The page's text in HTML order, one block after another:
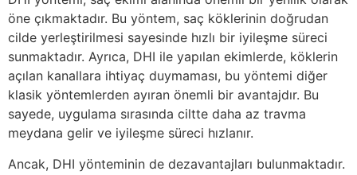
öne çıkmaktadır. Bu yöntem, saç köklerinin doğrudan
cilde yerleştirilmesi sayesinde hızlı bir iyileşme süreci
sunmaktadır. Ayrıca, DHI ile yapılan ekimlerde, köklerin
açılan kanallara ihtiyaç duymaması, bu yöntemi diğer
klasik yöntemlerden ayıran önemli bir avantajdır. Bu
sayede, uygulama sırasında ciltte daha az travma
meydana gelir ve iyileşme süreci hızlanır.
Ancak, DHI yönteminin de dezavantajları bulunmaktadır.